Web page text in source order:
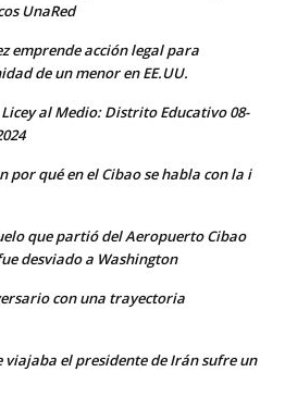
UnaRed
emprende acción legal para
de un menor en EE.UU.
Licey al Medio: Distrito Educativo 08-
por qué en el Cibao se habla con la i
que partió del Aeropuerto Cibao
desviado a Washington
con una trayectoria
viajaba el presidente de Irán sufre un